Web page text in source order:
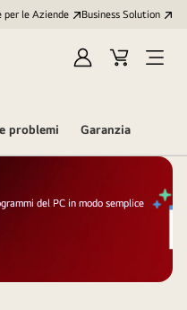
per le Aziende Business Solution
AccediCart
Open
problemi Garanzia
del PC in modo semplice